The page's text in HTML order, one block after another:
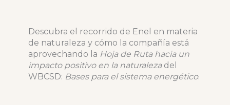
Descubra el recorrido de Enel en materia
de naturaleza y cómo la compañía está
aprovechando la Hoja de Ruta hacia un
impacto positivo en la naturalezadel
WBCSD: Bases para el sistema energético.